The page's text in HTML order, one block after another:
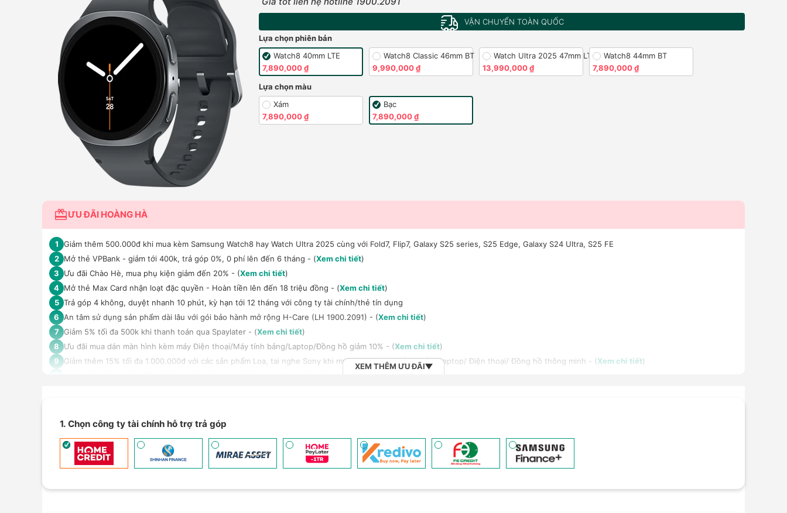
VẬN CHUYỂN TOÀN QUỐC
Lựa chọn phiên bản
Watch8 40mm LTE
7,890,000 ₫
Watch8 Classic 46mm BT
9,990,000 ₫
Watch Ultra 2025 47mm LTE
13,990,000 ₫
Watch8 44mm BT
7,890,000 ₫
Lựa chọn màu
Xám
7,890,000 ₫
Bạc
7,890,000 ₫
ƯU ĐÃI HOÀNG HÀ
1
Giảm thêm 500.000đ khi mua kèm Samsung Watch8 hay Watch Ultra 2025 cùng với Fold7, Flip7, Galaxy S25 series, S25 Edge, Galaxy S24 Ultra, S25 FE
2 Mở thẻ VPBank - giảm tới 400k, trả góp 0%, 0 phí lên đến 6 tháng - (Xem chi tiết)
3
Ưu đãi Chào Hè, mua phụ kiện giảm đến 20% - (Xem chi tiết)
4 Mở thẻ Max Card nhận loạt đặc quyền - Hoàn tiền lên đến 18 triệu đồng - (Xem chi tiết)
5 Trả góp 4 không, duyệt nhanh 10 phút, kỳ hạn tới 12 tháng với công ty tài chính/thẻ tín dụng
6
An tâm sử dụng sản phẩm dài lâu với gói bảo hành mở rộng H-Care (LH 1900.2091) - (Xem chi tiết)
7 Giảm 5% tối đa 500k khi thanh toán qua Spaylater - (Xem chi tiết)
8
Ưu đãi mua dán màn hình kèm máy Điện thoại/Máy tính bảng/Laptop/Đồng hồ giảm 10% - (Xem chi tiết)
9
Giảm thêm 15% tối đa 1.000.000đ với các sản phẩm Loa, tai nghe Sony khi mua kèm với các sản phẩm: Laptop/ Điện thoại/ Đồng hồ thông minh - (Xem chi tiết)
13
Nhận báo giá tốt nhất cho khách hàng doanh nghiệp B2B khi mua số lượng lớn - (
XEM THÊM ƯU ĐÃI
1. Chọn công ty tài chính hỗ trợ trả góp